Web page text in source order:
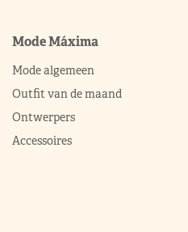
Mode Máxima
Mode algemeen
Outfit van de maand
Ontwerpers
Accessoires